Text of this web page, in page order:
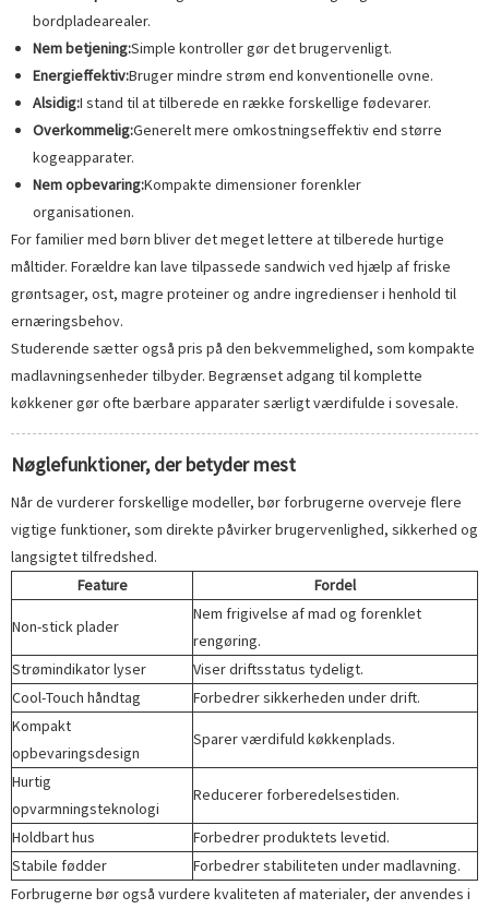
bordpladearealer.
Nem betjening:Simple kontroller gør det brugervenligt.
Energieffektiv:Bruger mindre strøm end konventionelle ovne.
Alsidig:I stand til at tilberede en række forskellige fødevarer.
Overkommelig:Generelt mere omkostningseffektiv end større
kogeapparater.
Nem opbevaring:Kompakte dimensioner forenkler
organisationen.
For familier med børn bliver det meget lettere at tilberede hurtige
måltider. Forældre kan lave tilpassede sandwich ved hjælp af friske
grøntsager, ost, magre proteiner og andre ingredienser i henhold til
ernæringsbehov.
Studerende sætter også pris på den bekvemmelighed, som kompakte
madlavningsenheder tilbyder. Begrænset adgang til komplette
køkkener gør ofte bærbare apparater særligt værdifulde i sovesale.
Nøglefunktioner, der betyder mest
Når de vurderer forskellige modeller, bør forbrugerne overveje flere
vigtige funktioner, som direkte påvirker brugervenlighed, sikkerhed og
langsigtet tilfredshed.
Feature
Fordel
Non-stick plader
Nem frigivelse af mad og forenklet
rengøring.
Strømindikator lyser
Viser driftsstatus tydeligt.
Cool-Touch håndtag
Forbedrer sikkerheden under drift.
Kompakt
opbevaringsdesign
Sparer værdifuld køkkenplads.
Hurtig
opvarmningsteknologi
Reducerer forberedelsestiden.
Holdbart hus
Forbedrer produktets levetid.
Stabile fødder
Forbedrer stabiliteten under madlavning.
Forbrugerne bør også vurdere kvaliteten af ​​materialer, der anvendes i